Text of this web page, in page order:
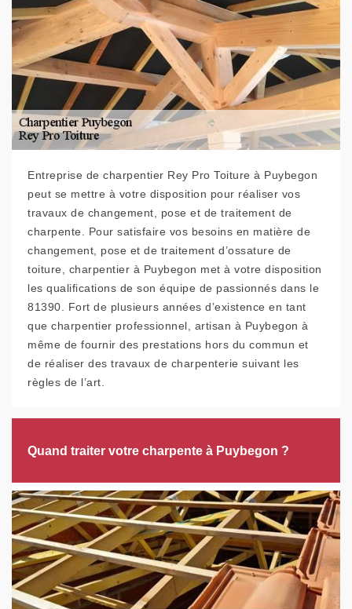
Entreprise de charpentier Rey Pro Toiture à Puybegon
peut se mettre à votre disposition pour réaliser vos
travaux de changement, pose et de traitement de
charpente. Pour satisfaire vos besoins en matière de
changement, pose et de traitement d’ossature de
toiture, charpentier à Puybegon met à votre disposition
les qualifications de son équipe de passionnés dans le
81390. Fort de plusieurs années d’existence en tant
que charpentier professionnel, artisan à Puybegon à
même de fournir des prestations hors du commun et
de réaliser des travaux de charpenterie suivant les
règles de l’art.
Quand traiter votre charpente à Puybegon ?